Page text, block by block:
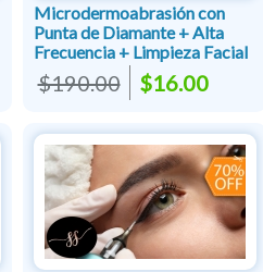
Microdermoabrasión con
Punta de Diamante + Alta
Frecuencia + Limpieza Facial
$190.00 $16.00